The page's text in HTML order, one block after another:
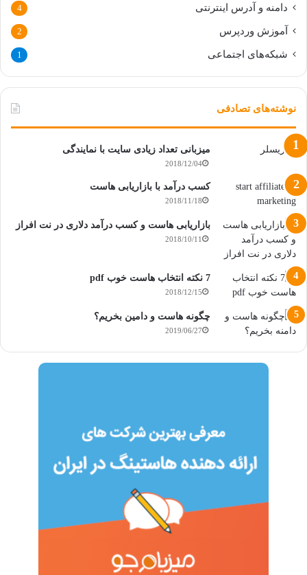
دامنه و آدرس اینترنتی 4
آموزش وردپرس 2
شبکه‌های اجتماعی 1
نوشته‌های تصادفی
میزبانی تعداد زیادی سایت با نمایندگی
2018/12/04
کسب درآمد با بازاریابی هاست
2018/11/18
بازاریابی هاست و کسب درآمد دلاری در نت افراز
2018/10/11
7 نکته انتخاب هاست خوب pdf
2018/12/15
چگونه هاست و دامین بخریم؟
2019/06/27